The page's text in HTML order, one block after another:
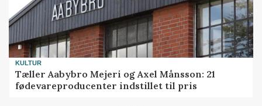
KULTUR
Tæller Aabybro Mejeri og Axel Månsson: 21
fødevareproducenter indstillet til pris